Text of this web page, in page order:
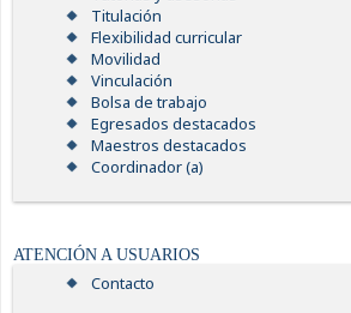
Titulación
Flexibilidad curricular
Movilidad
Vinculación
Bolsa de trabajo
Egresados destacados
Maestros destacados
Coordinador (a)
ATENCIÓN A USUARIOS
Contacto